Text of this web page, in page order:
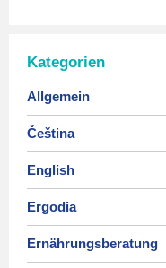
Kategorien
Allgemein
Čeština
English
Ergodia
Ernährungsberatung